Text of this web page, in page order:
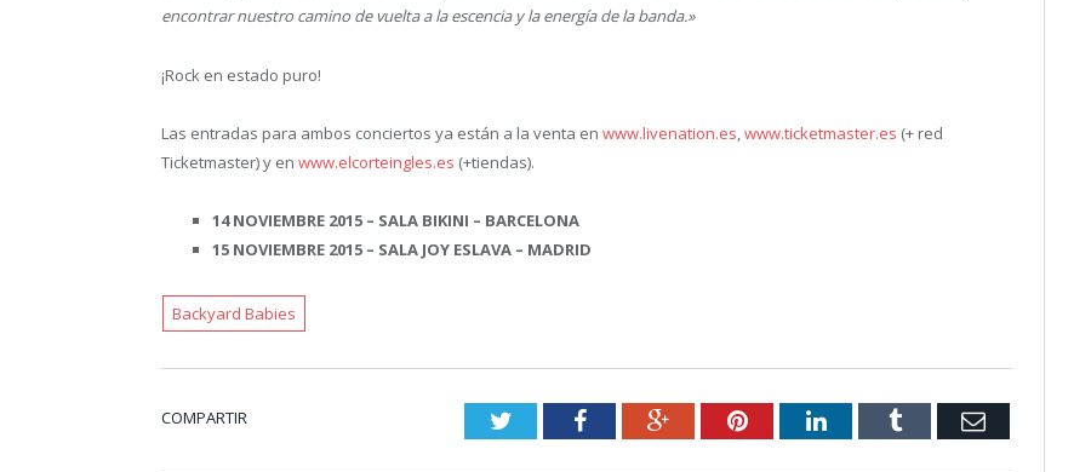
encontrar nuestro camino de vuelta a la escencia y la energía de la banda.»
¡Rock en estado puro!
Las entradas para ambos conciertos ya están a la venta en www.livenation.es,www.ticketmaster.es (+ red
Ticketmaster) y en www.elcorteingles.es (+tiendas).
14 NOVIEMBRE 2015 – SALA BIKINI – BARCELONA
15 NOVIEMBRE 2015 – SALA JOY ESLAVA – MADRID
Backyard Babies
COMPARTIR TwitterFacebookGoogle+PinterestLinkedInTumblr Email